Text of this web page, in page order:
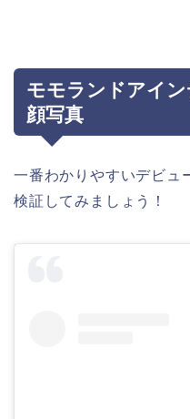
モモランドアイ
顔写真
一番わかりやすいデビュ
検証してみましょう！